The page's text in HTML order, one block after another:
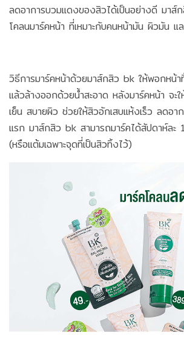
ลดอาการบวมแดงของสิวได้เป็นอย่างดี มาส์
โคลนมาร์คหน้า ที่เหมาะกับคนหน้ามัน ผิวมัน
วิธีการมาร์คหน้าด้วยมาส์กสิว bk ให้พอกหน้
แล้วล้างออกด้วยน้ำสะอาด หลังมาร์คหน้า จะใ
เย็น สบายผิว ช่วยให้สิวอักเสบแห้งเร็ว ลดอา
แรก มาส์กสิว bk สามารถมาร์คได้สัปดาห์ละ
(หรือแต้มเฉพาะจุดที่เป็นสิวทิ้งไว้)